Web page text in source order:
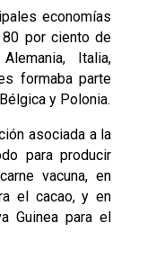
economías
por ciento de
Italia,
formaba parte
y Polonia.
asociada a la
para producir
vacuna, en
el cacao, y en
Guinea para el